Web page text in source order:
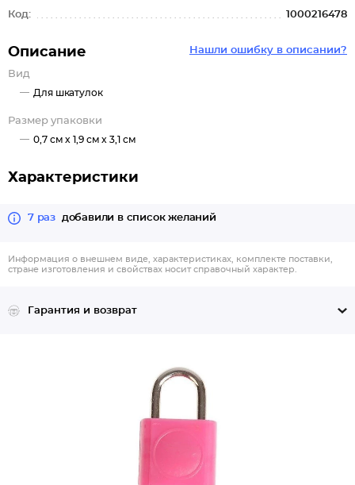
Код: 1000216478
Нашли ошибку в описании?
Описание
Вид
Для шкатулок
Размер упаковки
0,7 см x 1,9 см x 3,1 см
Характеристики
7 раз добавили в список желаний
Информация о внешнем виде, характеристиках, комплекте поставки,
стране изготовления и свойствах носит справочный характер.
Гарантия и возврат